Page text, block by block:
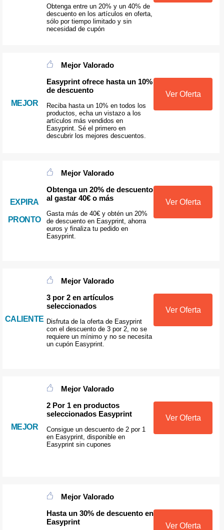
Obtenga entre un 20% y un 40% de
descuento en los artículos en oferta,
sólo por tiempo limitado y sin
necesidad de cupón
MEJOR
Mejor Valorado
Easyprint ofrece hasta un 10%
de descuento
Reciba hasta un 10% en todos los
productos, echa un vistazo a los
artículos más vendidos en
Easyprint. Sé el primero en
descubrir los mejores descuentos.
Ver Oferta
EXPIRA
PRONTO
Mejor Valorado
Obtenga un 20% de descuento
al gastar 40€ o más
Gasta más de 40€ y obtén un 20%
de descuento en Easyprint, ahorra
euros y finaliza tu pedido en
Easyprint.
Ver Oferta
CALIENTE
Mejor Valorado
3 por 2 en artículos
seleccionados
Disfruta de la oferta de Easyprint
con el descuento de 3 por 2, no se
requiere un mínimo y no se necesita
un cupón Easyprint.
Ver Oferta
MEJOR
Mejor Valorado
2 Por 1 en productos
seleccionados Easyprint
Consigue un descuento de 2 por 1
en Easyprint, disponible en
Easyprint sin cupones
Ver Oferta
Mejor Valorado
Hasta un 30% de descuento en
Easyprint
Ver Oferta